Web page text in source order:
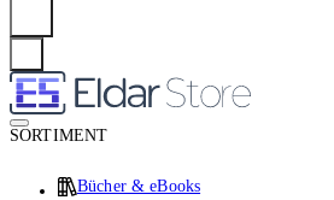
SORTIMENT
Bücher & eBooks